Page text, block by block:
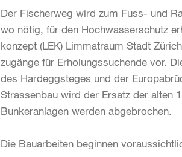
Der Fischerweg wird zum Fuss- und
wo nötig, für den Hochwasserschutz
konzept (LEK) Limmatraum Stadt
zugänge für Erholungssuchende vor.
des Hardeggsteges und der
Strassenbau wird der Ersatz der alten
Bunkeranlagen werden abgebrochen.
Die Bauarbeiten beginnen